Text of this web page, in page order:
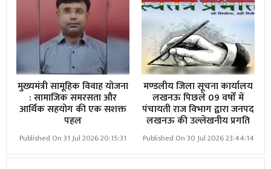
मुख्यमंत्री सामूहिक विवाह योजना
: सामाजिक समरसता और
आर्थिक सहयोग की एक सशक्त
पहल
Published On 31 Jul 2026 20:15:31
मण्डलीय जिला सूचना कार्यालय
लखनऊ पिछले 09 वर्षों में
पंचायती राज विभाग द्वारा जनपद
लखनऊ की उल्लेखनीय प्रगति
Published On 30 Jul 2026 23:44:14